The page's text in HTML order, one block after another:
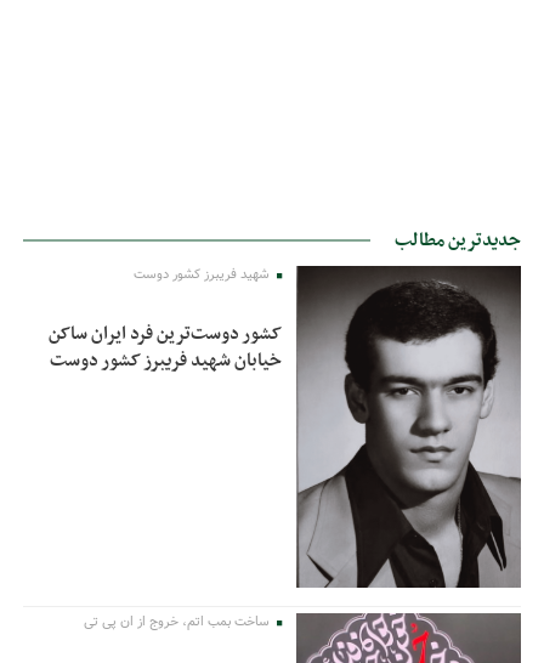
جدیدترین مطالب
شهید فریبرز کشور دوست
کشور دوست‌ترین فرد ایران ساکن
خیابان شهید فریبرز کشور دوست
ساخت بمب اتم، خروج از ان پی تی